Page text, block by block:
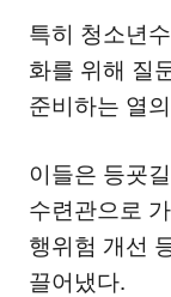
특히 청소년
화를 위해 질
준비하는 열
이들은 등굣
수련관으로
행위험 개선
끌어냈다.